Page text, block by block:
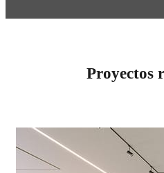
Proyectos